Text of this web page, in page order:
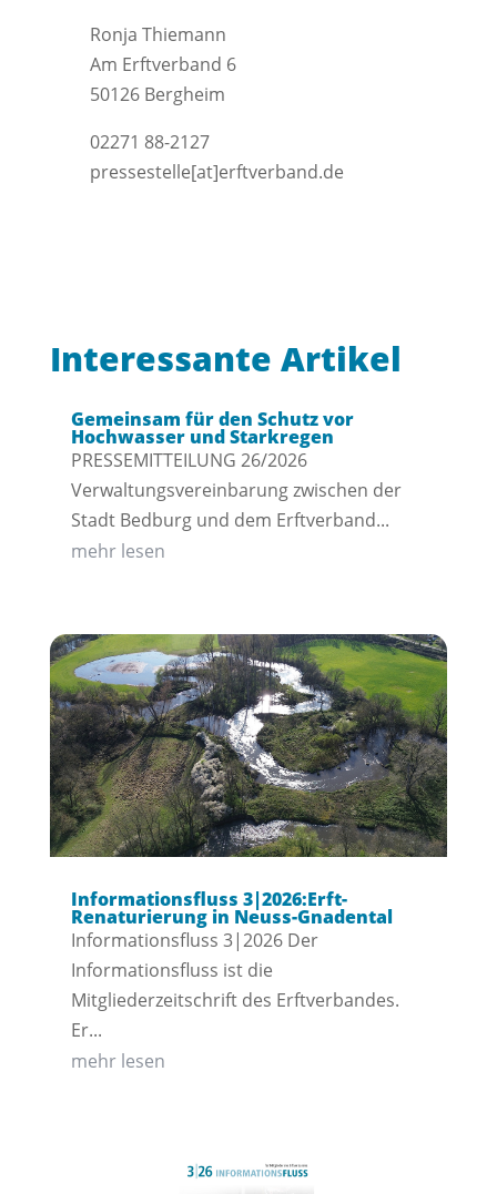
Ronja Thiemann
Am Erftverband 6
50126 Bergheim
02271 88-2127
pressestelle[at]erftverband.de
Interessante Artikel
Gemeinsam für den Schutz vor
Hochwasser und Starkregen
PRESSEMITTEILUNG 26/2026
Verwaltungsvereinbarung zwischen der
Stadt Bedburg und dem Erftverband...
mehr lesen
Informationsfluss 3|2026:Erft-
Renaturierung in Neuss-Gnadental
Informationsfluss 3|2026 Der
Informationsfluss ist die
Mitgliederzeitschrift des Erftverbandes.
Er...
mehr lesen